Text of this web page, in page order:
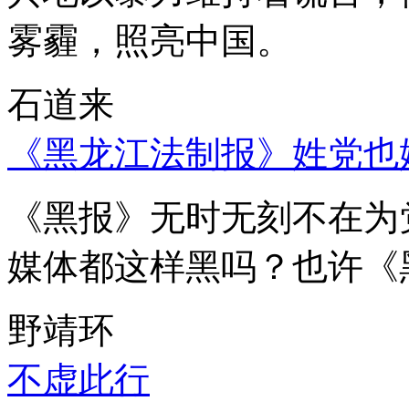
雾霾，照亮中国。
石道来
《黑龙江法制报》姓党
《黑报》无时无刻不在
媒体都这样黑吗？也许
野靖环
不虚此行